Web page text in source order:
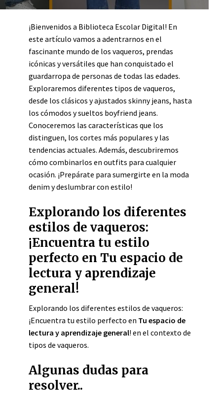
¡Bienvenidos a Biblioteca Escolar Digital! En
este artículo vamos a adentrarnos en el
fascinante mundo de los vaqueros, prendas
icónicas y versátiles que han conquistado el
guardarropa de personas de todas las edades.
Exploraremos diferentes tipos de vaqueros,
desde los clásicos y ajustados skinny jeans, hasta
los cómodos y sueltos boyfriend jeans.
Conoceremos las características que los
distinguen, los cortes más populares y las
tendencias actuales. Además, descubriremos
cómo combinarlos en outfits para cualquier
ocasión. ¡Prepárate para sumergirte en la moda
denim y deslumbrar con estilo!
Explorando los diferentes
estilos de vaqueros:
¡Encuentra tu estilo
perfecto en Tu espacio de
lectura y aprendizaje
general!
Explorando los diferentes estilos de vaqueros:
¡Encuentra tu estilo perfecto en Tu espacio de
lectura y aprendizaje general! en el contexto de
tipos de vaqueros.
Algunas dudas para
resolver..